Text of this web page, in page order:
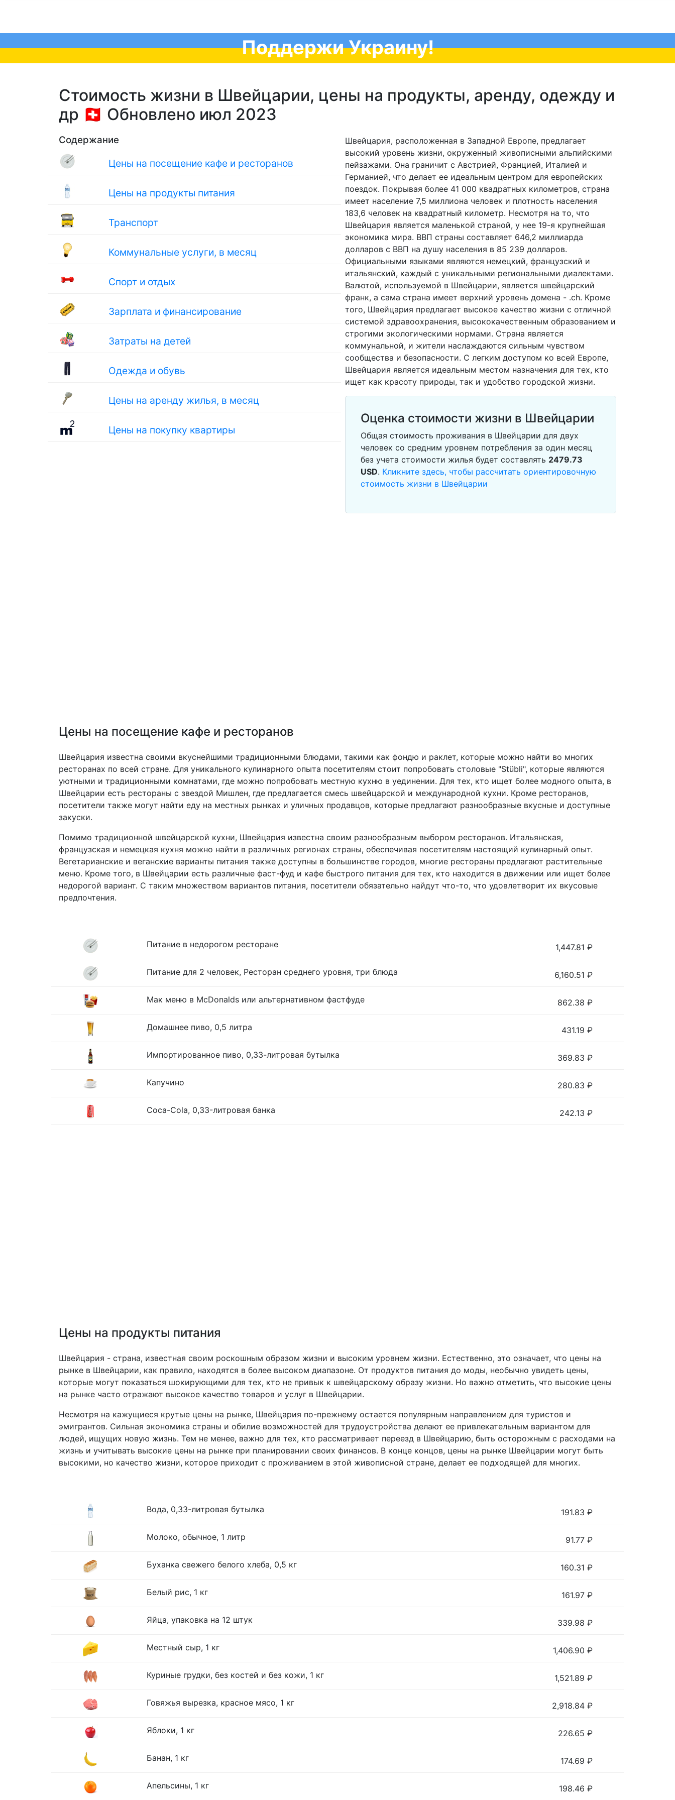
Поддержи Украину!
Стоимость жизни в Швейцарии, цены на продукты, аренду, одежду и
др 🇨🇭 Обновлено июл 2023
Содержание
Цены на посещение кафе и ресторанов
Цены на продукты питания
Транспорт
Коммунальные услуги, в месяц
Спорт и отдых
Зарплата и финансирование
Затраты на детей
Одежда и обувь
Цены на аренду жилья, в месяц
Цены на покупку квартиры
Швейцария, расположенная в Западной Европе, предлагает
высокий уровень жизни, окруженный живописными альпийскими
пейзажами. Она граничит с Австрией, Францией, Италией и
Германией, что делает ее идеальным центром для европейских
поездок. Покрывая более 41 000 квадратных километров, страна
имеет население 7,5 миллиона человек и плотность населения
183,6 человек на квадратный километр. Несмотря на то, что
Швейцария является маленькой страной, у нее 19-я крупнейшая
экономика мира. ВВП страны составляет 646,2 миллиарда
долларов с ВВП на душу населения в 85 239 долларов.
Официальными языками являются немецкий, французский и
итальянский, каждый с уникальными региональными диалектами.
Валютой, используемой в Швейцарии, является швейцарский
франк, а сама страна имеет верхний уровень домена - .ch. Кроме
того, Швейцария предлагает высокое качество жизни с отличной
системой здравоохранения, высококачественным образованием и
строгими экологическими нормами. Страна является
коммунальной, и жители наслаждаются сильным чувством
сообщества и безопасности. С легким доступом ко всей Европе,
Швейцария является идеальным местом назначения для тех, кто
ищет как красоту природы, так и удобство городской жизни.
Оценка стоимости жизни в Швейцарии
Общая стоимость проживания в Швейцарии для двух
человек со средним уровнем потребления за один месяц
без учета стоимости жилья будет составлять 2479.73
USD. Кликните здесь, чтобы рассчитать ориентировочную
стоимость жизни в Швейцарии
Цены на посещение кафе и ресторанов
Швейцария известна своими вкуснейшими традиционными блюдами, такими как фондю и раклет, которые можно найти во многих
ресторанах по всей стране. Для уникального кулинарного опыта посетителям стоит попробовать столовые "Stübli", которые являются
уютными и традиционными комнатами, где можно попробовать местную кухню в уединении. Для тех, кто ищет более модного опыта, в
Швейцарии есть рестораны с звездой Мишлен, где предлагается смесь швейцарской и международной кухни. Кроме ресторанов,
посетители также могут найти еду на местных рынках и уличных продавцов, которые предлагают разнообразные вкусные и доступные
закуски.
Помимо традиционной швейцарской кухни, Швейцария известна своим разнообразным выбором ресторанов. Итальянская,
французская и немецкая кухня можно найти в различных регионах страны, обеспечивая посетителям настоящий кулинарный опыт.
Вегетарианские и веганские варианты питания также доступны в большинстве городов, многие рестораны предлагают растительные
меню. Кроме того, в Швейцарии есть различные фаст-фуд и кафе быстрого питания для тех, кто находится в движении или ищет более
недорогой вариант. С таким множеством вариантов питания, посетители обязательно найдут что-то, что удовлетворит их вкусовые
предпочтения.
Питание в недорогом ресторане 1,447.81 ₽
Питание для 2 человек, Ресторан среднего уровня, три блюда 6,160.51 ₽
Мак меню в McDonalds или альтернативном фастфуде 862.38 ₽
Домашнее пиво, 0,5 литра 431.19 ₽
Импортированное пиво, 0,33-литровая бутылка 369.83 ₽
Капучино 280.83 ₽
Coca-Cola, 0,33-литровая банка 242.13 ₽
Цены на продукты питания
Швейцария - страна, известная своим роскошным образом жизни и высоким уровнем жизни. Естественно, это означает, что цены на
рынке в Швейцарии, как правило, находятся в более высоком диапазоне. От продуктов питания до моды, необычно увидеть цены,
которые могут показаться шокирующими для тех, кто не привык к швейцарскому образу жизни. Но важно отметить, что высокие цены
на рынке часто отражают высокое качество товаров и услуг в Швейцарии.
Несмотря на кажущиеся крутые цены на рынке, Швейцария по-прежнему остается популярным направлением для туристов и
эмигрантов. Сильная экономика страны и обилие возможностей для трудоустройства делают ее привлекательным вариантом для
людей, ищущих новую жизнь. Тем не менее, важно для тех, кто рассматривает переезд в Швейцарию, быть осторожным с расходами на
жизнь и учитывать высокие цены на рынке при планировании своих финансов. В конце концов, цены на рынке Швейцарии могут быть
высокими, но качество жизни, которое приходит с проживанием в этой живописной стране, делает ее подходящей для многих.
Вода, 0,33-литровая бутылка 191.83 ₽
Молоко, обычное, 1 литр 91.77 ₽
Буханка свежего белого хлеба, 0,5 кг 160.31 ₽
Белый рис, 1 кг 161.97 ₽
Яйца, упаковка на 12 штук 339.98 ₽
Местный сыр, 1 кг 1,406.90 ₽
Куриные грудки, без костей и без кожи, 1 кг 1,521.89 ₽
Говяжья вырезка, красное мясо, 1 кг 2,918.84 ₽
Яблоки, 1 кг 226.65 ₽
Банан, 1 кг 174.69 ₽
Апельсины, 1 кг 198.46 ₽